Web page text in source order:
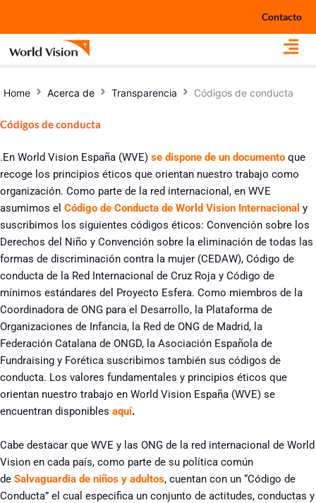
Contacto
Home Acerca de Transparencia Códigos de conducta
Códigos de conducta
.En World Vision España (WVE) se dispone de un documento que
recoge los principios éticos que orientan nuestro trabajo como
organización. Como parte de la red internacional, en WVE
asumimos el Código de Conducta de World Vision Internacional y
suscribimos los siguientes códigos éticos: Convención sobre los
Derechos del Niño y Convención sobre la eliminación de todas las
formas de discriminación contra la mujer (CEDAW), Código de
conducta de la Red Internacional de Cruz Roja y Código de
mínimos estándares del Proyecto Esfera. Como miembros de la
Coordinadora de ONG para el Desarrollo, la Plataforma de
Organizaciones de Infancia, la Red de ONG de Madrid, la
Federación Catalana de ONGD, la Asociación Española de
Fundraising y Forética suscribimos también sus códigos de
conducta. Los valores fundamentales y principios éticos que
orientan nuestro trabajo en World Vision España (WVE) se
encuentran disponibles aquí.
Cabe destacar que WVE y las ONG de la red internacional de World
Vision en cada país, como parte de su política común
de Salvaguardia de niños y adultos, cuentan con un “Código de
Conducta” el cual especifica un conjunto de actitudes, conductas y